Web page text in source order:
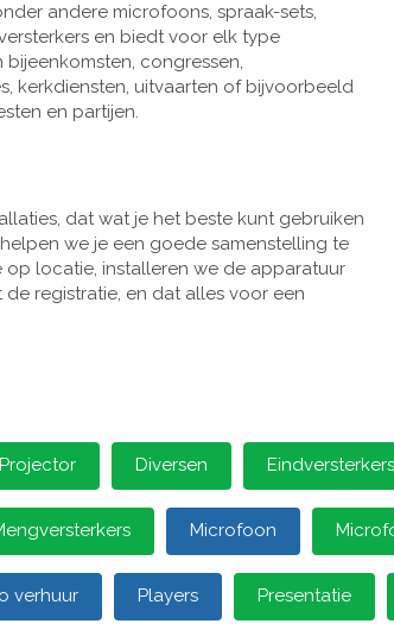
andere microfoons, spraak-sets,
en biedt voor elk type
congressen,
kerkdiensten, uitvaarten of bijvoorbeeld
en partijen.
dat wat je het beste kunt gebruiken
we je een goede samenstelling te
locatie, installeren we de apparatuur
registratie, en dat alles voor een
Diversen Eindversterkers
Microfoon
verhuur Players Presentatie